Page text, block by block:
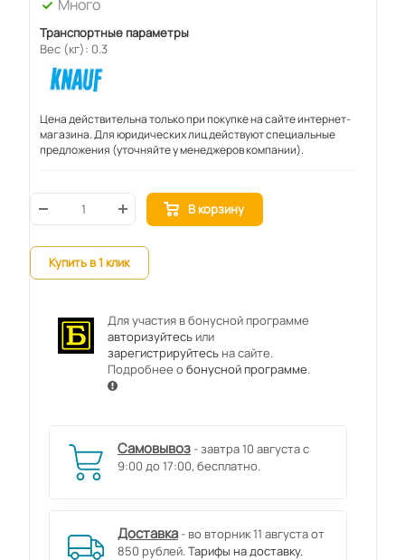
Много
Транспортные параметры
Вес (кг): 0.3
Цена действительна только при покупке на сайте интернет-
магазина. Для юридических лиц действуют специальные
предложения (уточняйте у менеджеров компании).
В корзину
Купить в 1 клик
Для участия в бонусной программе
авторизуйтесьили
зарегистрируйтесьна сайте.
Подробнее обонусной программе.
Самовывоз - завтра 10 августа с
9:00 до 17:00, бесплатно.
Доставка - во вторник 11 августа от
850 рублей.Тарифы на доставку.